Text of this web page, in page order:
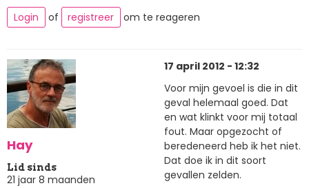
Login
of registreer om te reageren
Hay
Lid sinds
21 jaar 8 maanden
17 april 2012 - 12:32
Voor mijn gevoel is die in dit
geval helemaal goed. Dat
en wat klinkt voor mij totaal
fout. Maar opgezocht of
beredeneerd heb ik het niet.
Dat doe ik in dit soort
gevallen zelden.